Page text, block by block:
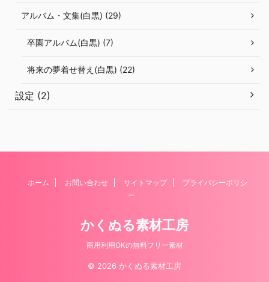
アルバム・文集(白黒) (29)
卒園アルバム(白黒) (7)
将来の夢着せ替え(白黒) (22)
設定 (2)
ホーム お問い合わせ サイトマップ
プライバシーポリシ
ー
かくぬる素材工房
商用利用OKの無料フリー素材
© 2026 かくぬる素材工房